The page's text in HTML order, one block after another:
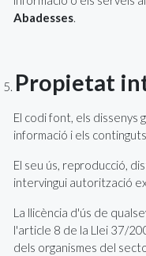
Abadesses.
Propietat
El codi font, els dissenys
informació i els
El seu ús, reproducció,
intervingui autorització
La llicència d'ús de
l'article 8 de la Llei 37/
dels organismes del